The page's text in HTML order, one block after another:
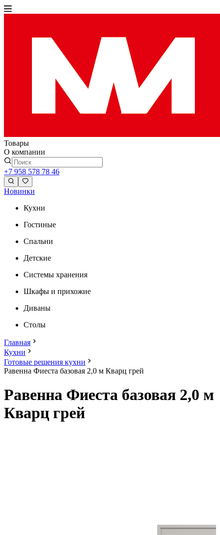
Товары
О компании
+7 958 578 78 46
Новинки
Кухни
Гостиные
Спальни
Детские
Системы хранения
Шкафы и прихожие
Диваны
Столы
Главная
Кухни
Готовые решения кухни
Равенна Фиеста базовая 2,0 м Кварц грей
Равенна Фиеста базовая 2,0 м
Кварц грей